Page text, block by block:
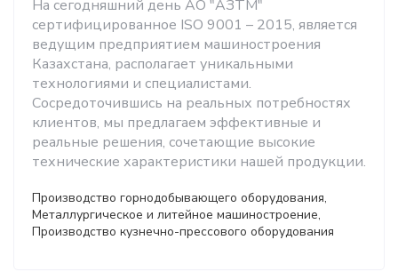
На сегодняшний день АО "АЗТМ"
сертифицированное ISO 9001 – 2015, является
ведущим предприятием машиностроения
Казахстана, располагает уникальными
технологиями и специалистами.
Сосредоточившись на реальных потребностях
клиентов, мы предлагаем эффективные и
реальные решения, сочетающие высокие
технические характеристики нашей продукции.
Производство горнодобывающего оборудования,
Металлургическое и литейное машиностроение,
Производство кузнечно-прессового оборудования